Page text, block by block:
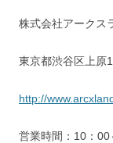
株式会社アークス
東京都渋谷区上
http://
営業時間：10：00